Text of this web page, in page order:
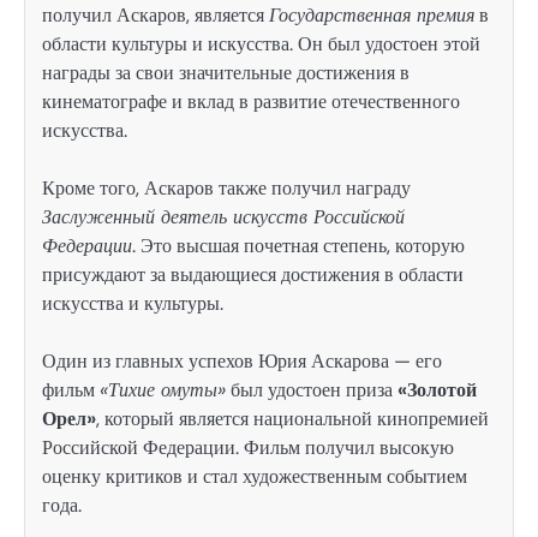
получил Аскаров, являетсяГосударственная премияв
области культуры и искусства. Он был удостоен этой
награды за свои значительные достижения в
кинематографе и вклад в развитие отечественного
искусства.
Кроме того, Аскаров также получил награду
Заслуженный деятель искусств Российской
Федерации. Это высшая почетная степень, которую
присуждают за выдающиеся достижения в области
искусства и культуры.
Один из главных успехов Юрия Аскарова — его
фильм «Тихие омуты»был удостоен приза«Золотой
Орел», который является национальной кинопремией
Российской Федерации. Фильм получил высокую
оценку критиков и стал художественным событием
года.